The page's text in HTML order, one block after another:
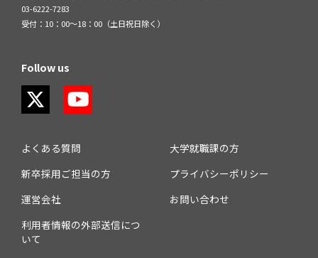
03-6222-7283
受付：10：00～18：00（土日祝日除く）
Follow us
よくある質問
大学就職課の方
新卒採用ご担当の方
プライバシーポリシー
運営会社
お問い合わせ
利用者情報の外部送信につ
いて